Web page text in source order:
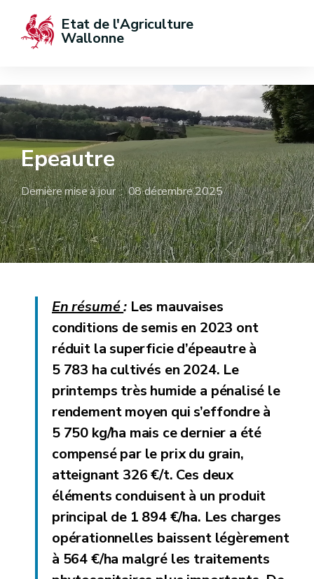
Etat de l'Agriculture
Wallonne
Epeautre
Dernière mise à jour : 08 décembre 2025
En résumé: Les mauvaises
conditions de semis en 2023 ont
réduit la superficie d’épeautre à
5 783 ha cultivés en 2024. Le
printemps très humide a pénalisé le
rendement moyen qui s’effondre à
5 750 kg/ha mais ce dernier a été
compensé par le prix du grain,
atteignant 326 €/t. Ces deux
éléments conduisent à un produit
principal de 1 894 €/ha. Les charges
opérationnelles baissent légèrement
à 564 €/ha malgré les traitements